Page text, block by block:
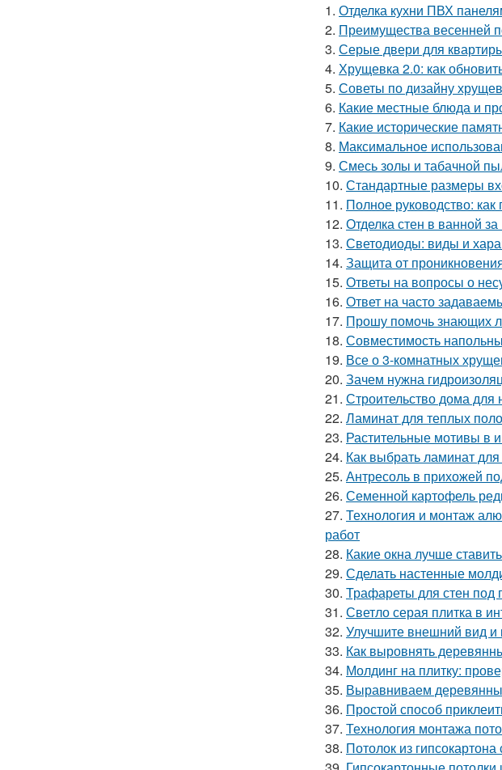
1. Отделка кухни ПВХ
2. Преимущества весенней
3. Серые двери для
4. Хрущевка 2.0: как
5. Советы по дизайну
6. Какие местные блюда и
7. Какие исторические
8. Максимальное
9. Смесь золы и табачной
10. Стандартные размеры
11. Полное руководство: как
12. Отделка стен в ванной
13. Светодиоды: виды и
14. Защита от
15. Ответы на вопросы о
16. Ответ на часто
17. Прошу помочь знающих
18. Совместимость
19. Все о 3-комнатных
20. Зачем нужна
21. Строительство дома
22. Ламинат для теплых
23. Растительные мотивы в
24. Как выбрать ламинат
25. Антресоль в прихожей
26. Семенной картофель
27. Технология и монтаж
работ
28. Какие окна лучше
29. Сделать настенные
30. Трафареты для стен под
31. Светло серая плитка в
32. Улучшите внешний вид и
33. Как выровнять
34. Молдинг на плитку:
35. Выравниваем
36. Простой способ
37. Технология монтажа
38. Потолок из